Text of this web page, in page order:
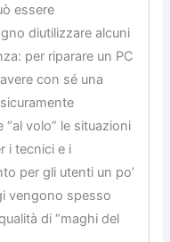
essere
diutilizzare alcuni
per riparare un PC
con sé una
volo” le situazioni
i tecnici e i
per gli utenti un po’
vengono spesso
di “maghi del